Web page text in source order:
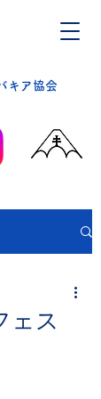
キア協会
ェス